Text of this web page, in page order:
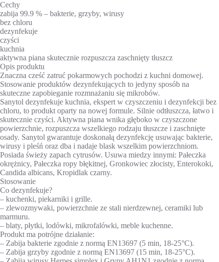
Cechy
zabija 99.9 % – bakterie, grzyby, wirusy
bez chloru
dezynfekuje
czyści
kuchnia
aktywna piana skutecznie rozpuszcza zaschnięty tłuszcz
Opis produktu
Znaczna cześć zatruć pokarmowych pochodzi z kuchni domowej.
Stosowanie produktów dezynfekujących to jedyny sposób na
skuteczne zapobieganie rozmnażaniu się mikrobów.
Sanytol dezynfekuje kuchnia, ekspert w czyszczeniu i dezynfekcji bez
chloru, to produkt oparty na nowej formule. Silnie odtłuszcza, łatwo i
skutecznie czyści. Aktywna piana wnika głęboko w czyszczone
powierzchnie, rozpuszcza wszelkiego rodzaju tłuszcze i zaschnięte
osady. Sanytol gwarantuje doskonałą dezynfekcję usuwając bakterie,
wirusy i pleśń oraz dba i nadaje blask wszelkim powierzchniom.
Posiada świeży zapach cytrusów. Usuwa miedzy innymi: Pałeczka
okrężnicy, Pałeczka ropy błękitnej, Gronkowiec złocisty, Enterokoki,
Candida albicans, Kropidlak czarny.
Stosowanie
Co dezynfekuje?
– kuchenki, piekarniki i grille.
– zlewozmywaki, powierzchnie ze stali nierdzewnej, ceramiki lub
marmuru.
– blaty, płytki, lodówki, mikrofalówki, meble kuchenne.
Produkt ma potrójne działanie:
– Zabija bakterie zgodnie z normą EN13697 (5 min, 18-25°C).
– Zabija grzyby zgodnie z normą EN13697 (15 min, 18-25°C).